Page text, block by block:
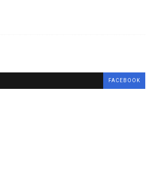
FACEBOOK